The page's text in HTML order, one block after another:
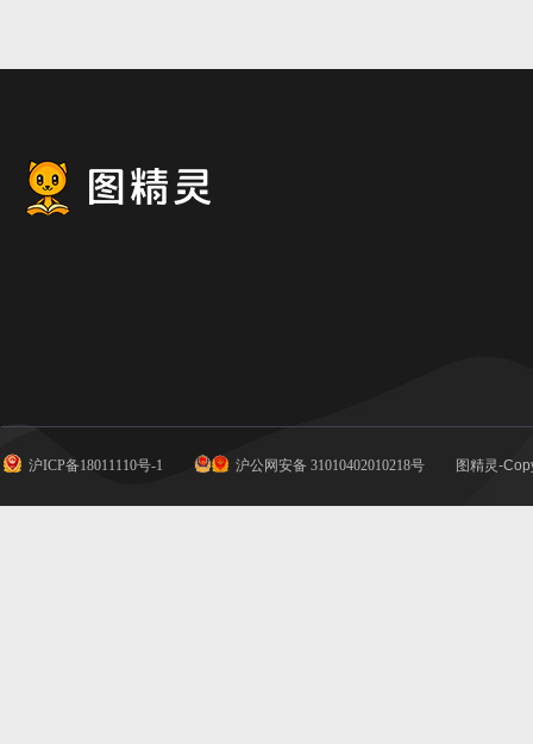
沪ICP备18011110号-1 沪公网安备 31010402010218号 图精灵-